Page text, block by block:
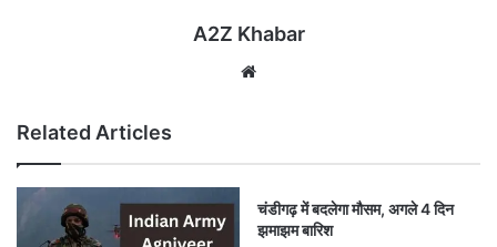
A2Z Khabar
Related Articles
चंडीगढ़ में बदलेगा मौसम, अगले 4 दिन
झमाझम बारिश